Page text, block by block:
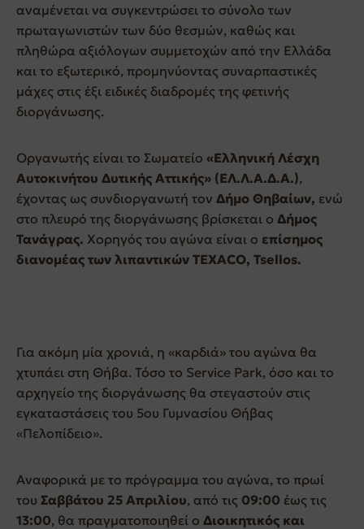
αναμένεται να συγκεντρώσει το σύνολο των
πρωταγωνιστών των δύο θεσμών, καθώς και
πληθώρα αξιόλογων συμμετοχών από την Ελλάδα
και το εξωτερικό, προμηνύοντας συναρπαστικές
μάχες στις έξι ειδικές διαδρομές της φετινής
διοργάνωσης.
Οργανωτής είναι το Σωματείο «Ελληνική Λέσχη
Αυτοκινήτου Δυτικής Αττικής» (ΕΛ.Λ.Α.Δ.Α.),
έχοντας ως συνδιοργανωτή τον Δήμο Θηβαίων, ενώ
στο πλευρό της διοργάνωσης βρίσκεται ο Δήμος
Τανάγρας. Χορηγός του αγώνα είναι ο επίσημος
διανομέας των λιπαντικών TEXACO, Tsellos.
Για ακόμη μία χρονιά, η «καρδιά» του αγώνα θα
χτυπάει στη Θήβα. Τόσο το Service Park, όσο και το
αρχηγείο της διοργάνωσης θα στεγαστούν στις
εγκαταστάσεις του 5ου Γυμνασίου Θήβας
«Πελοπίδειο».
Αναφορικά με το πρόγραμμα του αγώνα, το πρωί
του Σαββάτου 25 Απριλίου, από τις 09:00 έως τις
13:00, θα πραγματοποιηθεί ο Διοικητικός και